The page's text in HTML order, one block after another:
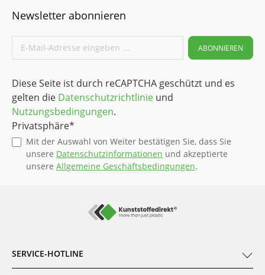
Newsletter abonnieren
ABONNIEREN
Diese Seite ist durch reCAPTCHA geschützt und es
gelten die Datenschutzrichtlinie und
Nutzungsbedingungen.
Privatsphäre*
Mit der Auswahl von Weiter bestätigen Sie, dass Sie
unsere Datenschutzinformationen und akzeptierte
unsere Allgemeine Geschäftsbedingungen.
SERVICE-HOTLINE